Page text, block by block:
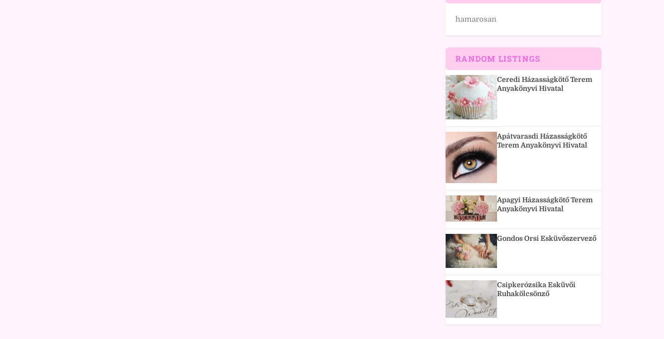
hamarosan
RANDOM LISTINGS
Ceredi Házasságkötő Terem
Anyakönyvi Hivatal
Apátvarasdi Házasságkötő
Terem Anyakönyvi Hivatal
Apagyi Házasságkötő Terem
Anyakönyvi Hivatal
Gondos Orsi Esküvőszervező
Csipkerózsika Esküvői
Ruhakölcsönző